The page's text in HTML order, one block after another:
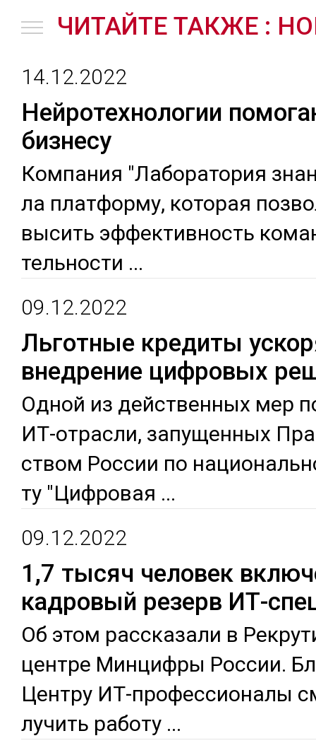
ЧИТАЙТЕ ТАКЖЕ :
14.12.2022
Нейротехнологии
бизнесу
Ком­па­ния "Ла­бора­тория
ла плат­фор­му, ко­торая
высить эф­фек­тив­ность
тель­нос­ти ...
09.12.2022
Льготные кредиты
внедрение цифровых
Од­ной из дей­ствен­ных мер
ИТ-от­рас­ли, за­пущен­ных
ством Рос­сии по
ту "Циф­ро­вая ...
09.12.2022
1,7 тысяч человек
кадровый резерв ИТ-
Об этом рас­ска­зали в
цен­тре Мин­циф­ры Рос­сии.
Цен­тру ИТ-про­фес­сио­на­лы
лучить ра­боту ...